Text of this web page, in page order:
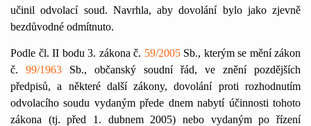
učinil odvolací soud. Navrhla, aby dovolání bylo jako zjevně
bezdůvodné odmítnuto.
Podle čl. II bodu 3. zákona č. 59/2005Sb., kterým se mění zákon
č. 99/1963 Sb., občanský soudní řád, ve znění pozdějších
předpisů, a některé další zákony, dovolání proti rozhodnutím
odvolacího soudu vydaným přede dnem nabytí účinnosti tohoto
zákona (tj. před 1. dubnem 2005) nebo vydaným po řízení